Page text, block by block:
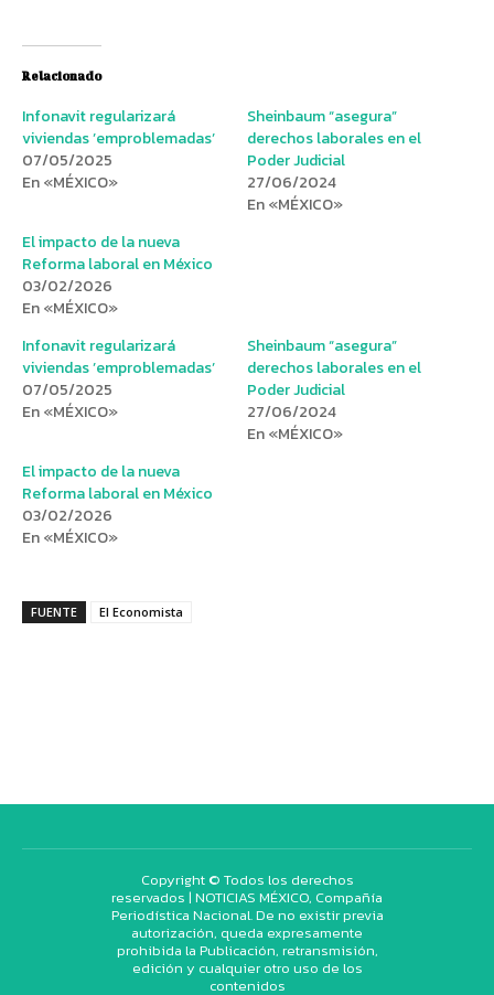
Relacionado
Infonavit regularizará
viviendas ’emproblemadas’
07/05/2025
En «MÉXICO»
Sheinbaum “asegura”
derechos laborales en el
Poder Judicial
27/06/2024
En «MÉXICO»
El impacto de la nueva
Reforma laboral en México
03/02/2026
En «MÉXICO»
Infonavit regularizará
viviendas ’emproblemadas’
07/05/2025
En «MÉXICO»
Sheinbaum “asegura”
derechos laborales en el
Poder Judicial
27/06/2024
En «MÉXICO»
El impacto de la nueva
Reforma laboral en México
03/02/2026
En «MÉXICO»
FUENTE El Economista
Copyright © Todos los derechos
reservados | NOTICIAS MÉXICO, Compañía
Periodística Nacional. De no existir previa
autorización, queda expresamente
prohibida la Publicación, retransmisión,
edición y cualquier otro uso de los
contenidos